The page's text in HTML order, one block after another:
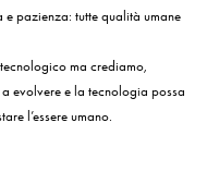
pazienza: tutte qualità umane
ma crediamo,
evolvere e la tecnologia possa
l’essere umano.